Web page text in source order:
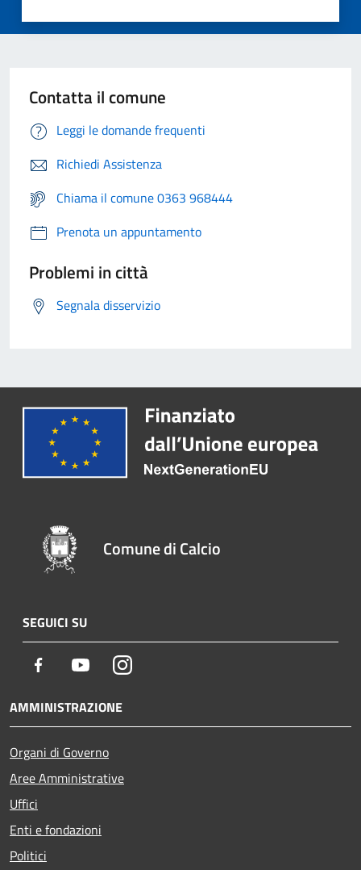
Contatta il comune
Leggi le domande frequenti
Richiedi Assistenza
Chiama il comune 0363 968444
Prenota un appuntamento
Problemi in città
Segnala disservizio
Comune di Calcio
SEGUICI SU
Facebook YoutubeInstagram
AMMINISTRAZIONE
Organi di Governo
Aree Amministrative
Uffici
Enti e fondazioni
Politici